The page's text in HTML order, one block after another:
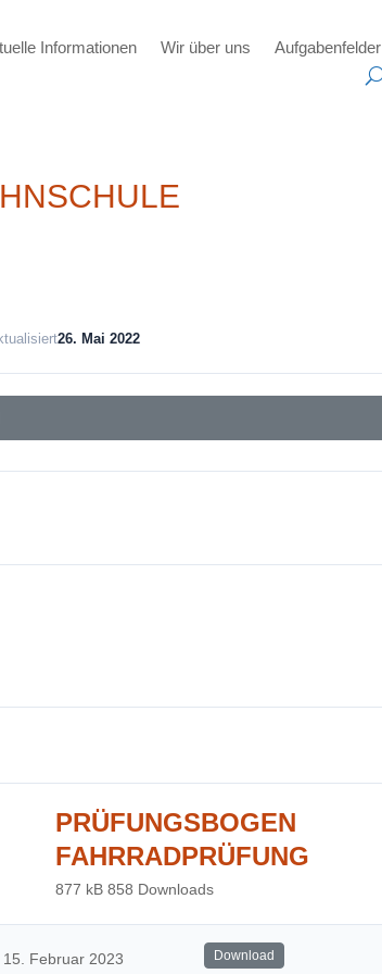
Informationen Wir über uns Aufgabenfelder
26. Mai 2022
PRÜFUNGSBOGEN
FAHRRADPRÜFUNG
877 kB858 Downloads
15. Februar 2023 Download